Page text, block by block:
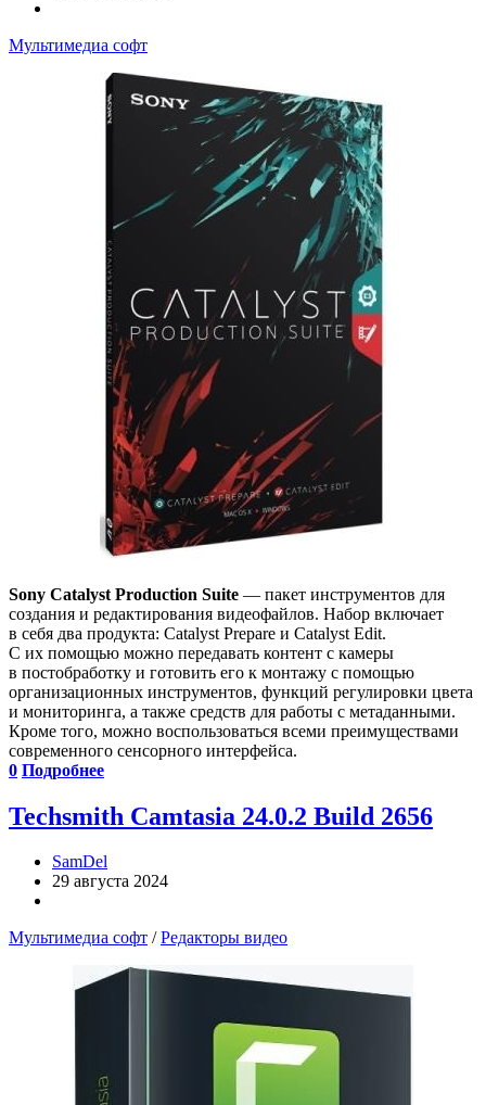
Мультимедиа софт
Sony Catalyst Production Suite — пакет инструментов для
создания и редактирования видеофайлов. Набор включает
в себя два продукта: Catalyst Prepare и Catalyst Edit.
С их помощью можно передавать контент с камеры
в постобработку и готовить его к монтажу с помощью
организационных инструментов, функций регулировки цвета
и мониторинга, а также средств для работы с метаданными.
Кроме того, можно воспользоваться всеми преимуществами
современного сенсорного интерфейса.
0 Подробнее
Techsmith Camtasia 24.0.2 Build 2656
SamDel
29 августа 2024
Мультимедиа софт /Редакторы видео